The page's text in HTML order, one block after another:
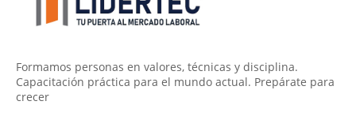
Formamos personas en valores, técnicas y disciplina.
Capacitación práctica para el mundo actual. Prepárate para
crecer